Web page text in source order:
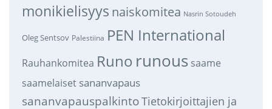
monikielisyys naiskomitea Nasrin Sotoudeh
Oleg Sentsov Palestiina PEN International
Rauhankomitea Runo runous saame
saamelaiset sananvapaus
sananvapauspalkintoTietokirjoittajien ja